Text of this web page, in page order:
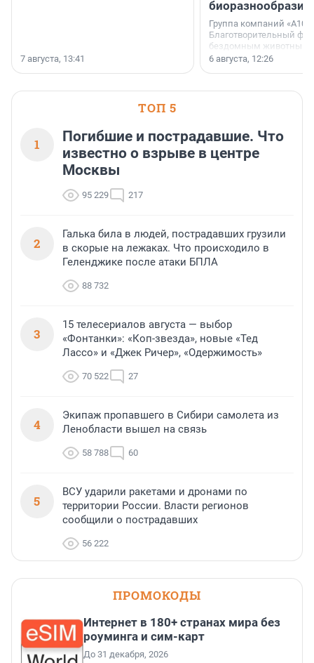
7 августа, 13:41
биоразнообразия
Группа компаний
Благотворительный
бездомным животным
заключили соглашение
6 августа, 12:26
ТОП 5
1
Погибшие и пострадавшие. Что
известно о взрыве в центре
Москвы
95 229 217
2
Галька била в людей, пострадавших грузили
в скорые на лежаках. Что происходило в
Геленджике после атаки БПЛА
88 732
3
15 телесериалов августа — выбор
«Фонтанки»: «Коп-звезда», новые «Тед
Лассо» и «Джек Ричер», «Одержимость»
70 522 27
4
Экипаж пропавшего в Сибири самолета из
Ленобласти вышел на связь
58 788 60
5
ВСУ ударили ракетами и дронами по
территории России. Власти регионов
сообщили о пострадавших
56 222
ПРОМОКОДЫ
Интернет в 180+ странах мира без
роуминга и сим-карт
До 31 декабря, 2026